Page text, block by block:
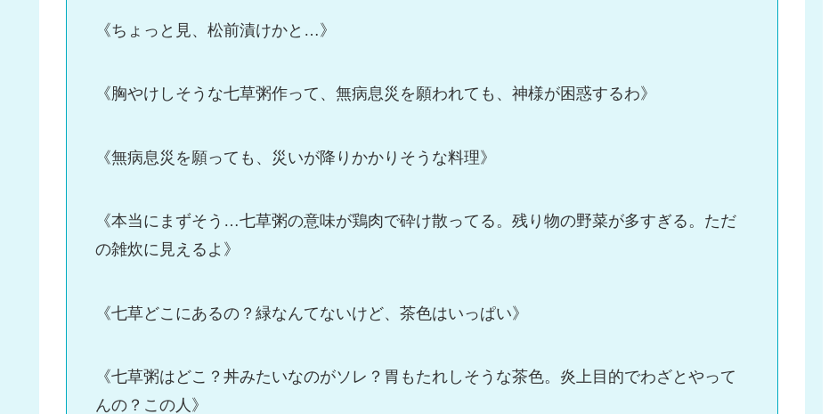
《ちょっと見、松前漬けかと…》
《胸やけしそうな七草粥作って、無病息災を願われても、神様が困惑するわ》
《無病息災を願っても、災いが降りかかりそうな料理》
《本当にまずそう…七草粥の意味が鶏肉で砕け散ってる。残り物の野菜が多すぎる。ただ
の雑炊に見えるよ》
《七草どこにあるの？緑なんてないけど、茶色はいっぱい》
《七草粥はどこ？丼みたいなのがソレ？胃もたれしそうな茶色。炎上目的でわざとやって
んの？この人》